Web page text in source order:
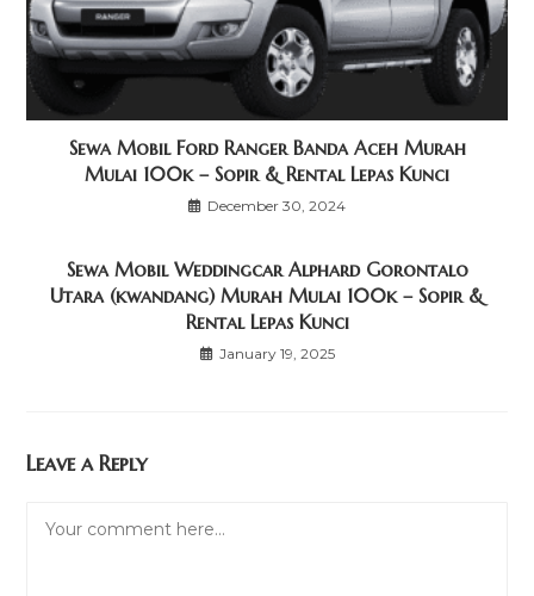
Sewa Mobil Ford Ranger Banda Aceh Murah
Mulai 100k – Sopir & Rental Lepas Kunci
December 30, 2024
Sewa Mobil Weddingcar Alphard Gorontalo
Utara (kwandang) Murah Mulai 100k – Sopir &
Rental Lepas Kunci
January 19, 2025
Leave a Reply